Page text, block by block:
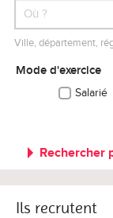
Ville, département,
Mode d'exercice
Salarié
Rechercher
Ils recrutent